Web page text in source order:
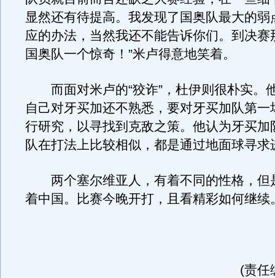
显然还有待提高。我发现了国奥队最大的弱
应的办法，当然我还不能告诉你们。到决赛
国奥队一个惊奇！”米卢得意地笑着。
而面对米卢的“狡诈”，杜伊则很朴实。
自己对牙买加还不熟悉，要对牙买加队第一
行研究，以寻找到克敌之策。他认为牙买加
队在打法上比较相似，都是通过地面球寻求
两个塞尔维亚人，有着不同的性格，但
着中国。比赛今晚开打，且看精彩如何继续
(责任